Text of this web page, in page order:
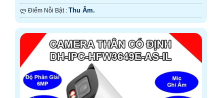
️ლ Điểm Nỗi Bật : Thu Âm.